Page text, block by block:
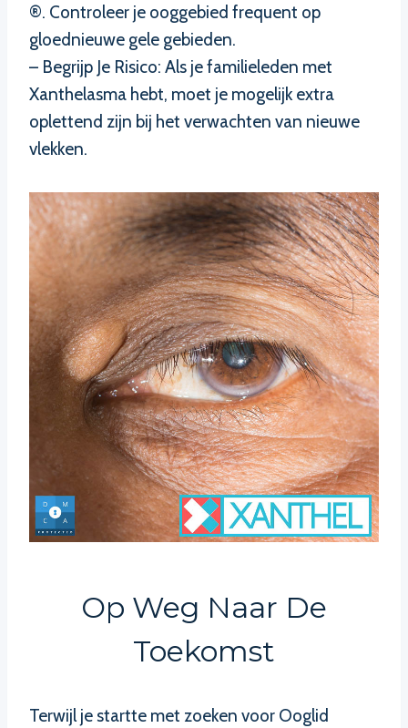
®. Controleer je ooggebied frequent op
gloednieuwe gele gebieden.
– Begrijp Je Risico: Als je familieleden met
Xanthelasma hebt, moet je mogelijk extra
oplettend zijn bij het verwachten van nieuwe
vlekken.
Op Weg Naar De
Toekomst
Terwijl je startte met zoeken voor Ooglid